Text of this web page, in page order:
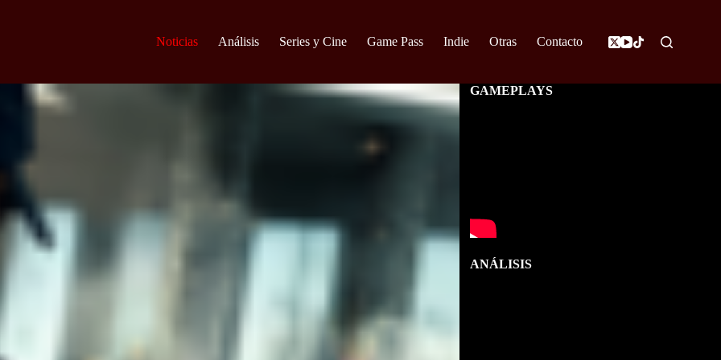
Noticias Análisis Series y Cine Game Pass Indie Otras Contacto
GAMEPLAYS
ANÁLISIS